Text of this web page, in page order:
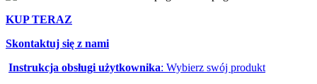
KUP TERAZ
Skontaktuj się z nami
Instrukcja obsługi użytkownika: Wybierz swój produkt